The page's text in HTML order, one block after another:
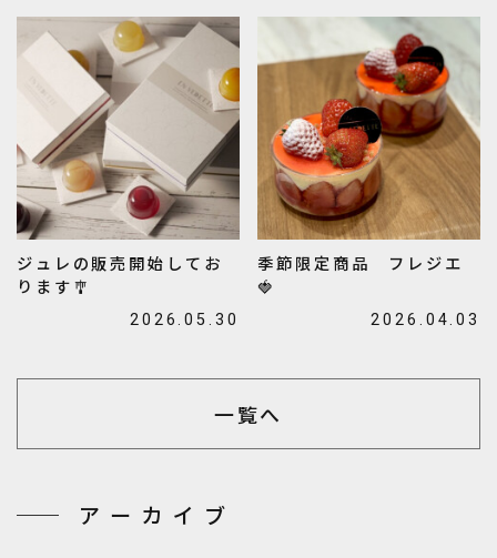
ジュレの販売開始してお
ります🎐
2026.05.30
季節限定商品 フレジエ
🍓
2026.04.03
一覧へ
アーカイブ